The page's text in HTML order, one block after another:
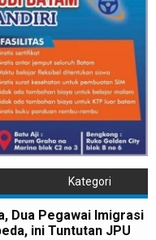
Kategori
Dua Pegawai Imigrasi
ini Tuntutan JPU